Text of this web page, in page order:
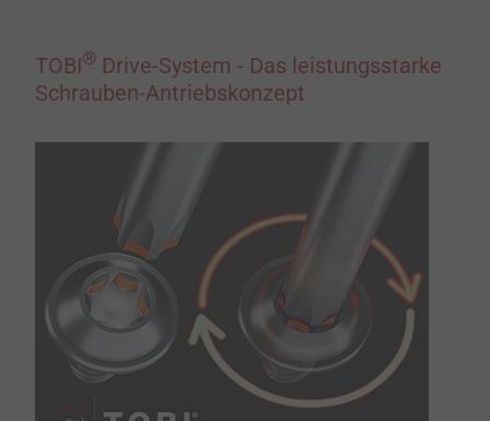
TOBI® Drive-System - Das leistungsstarke
Schrauben-Antriebskonzept